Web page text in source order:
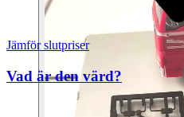
Jämför slutpriser
Vad är den värd?